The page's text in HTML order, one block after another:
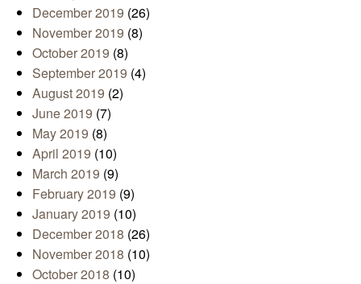
December 2019 (26)
November 2019 (8)
October 2019 (8)
September 2019 (4)
August 2019 (2)
June 2019 (7)
May 2019 (8)
April 2019 (10)
March 2019 (9)
February 2019 (9)
January 2019 (10)
December 2018 (26)
November 2018 (10)
October 2018 (10)